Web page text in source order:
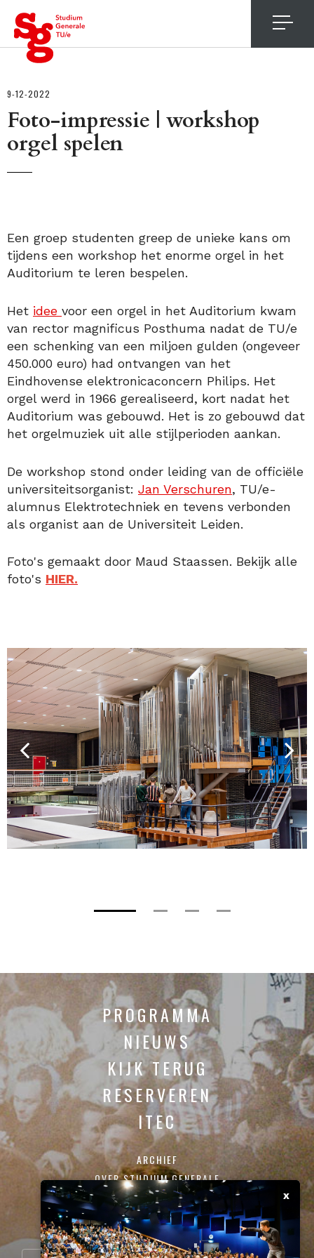
9-12-2022
Foto-impressie | workshop
orgel spelen
Een groep studenten greep de unieke kans om
tijdens een workshop het enorme orgel in het
Auditorium te leren bespelen.
Het idee voor een orgel in het Auditorium kwam
van rector magnificus Posthuma nadat de TU/e
een schenking van een miljoen gulden (ongeveer
450.000 euro) had ontvangen van het
Eindhovense elektronicaconcern Philips. Het
orgel werd in 1966 gerealiseerd, kort nadat het
Auditorium was gebouwd. Het is zo gebouwd dat
het orgelmuziek uit alle stijlperioden aankan.
De workshop stond onder leiding van de officiële
universiteitsorganist: Jan Verschuren, TU/e-
alumnus Elektrotechniek en tevens verbonden
als organist aan de Universiteit Leiden.
Foto's gemaakt door Maud Staassen. Bekijk alle
foto's HIER.
PROGRAMMA
NIEUWS
KIJK TERUG
RESERVEREN
ITEC
ARCHIEF
OVER STUDIUM GENERALE
CONTACT
SCHRIJF JE IN VOOR ONZE NIEUWSBRIEF:
x